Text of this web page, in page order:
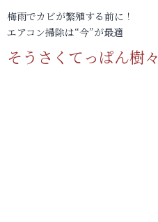
梅雨でカビが繁殖する前に！
エアコン掃除は“今”が最適
そうさくてっぱん樹々